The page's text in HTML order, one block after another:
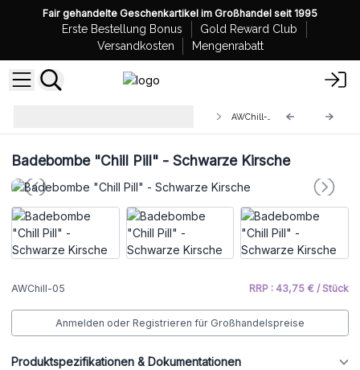
Fair gehandelte Geschenkartikel im Großhandel seit 1995
Erste Bestellung Bonus
Gold Reward Club
Versandkosten
Mengenrabatt
Badebombe "Chill Pill" - Schwarze Kirsche
AWChill-05 RRP : 43,75 € / Stück
Anmelden oder Registrieren für Großhandelspreise
Produktspezifikationen & Dokumentationen